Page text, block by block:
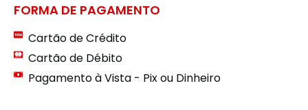
FORMA DE PAGAMENTO
Cartão de Crédito
Cartão de Débito
Pagamento à Vista - Pix ou Dinheiro